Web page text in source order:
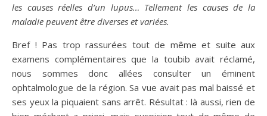
les causes réelles d’un lupus… Tellement les causes de la
maladie peuvent être diverses et variées.
Bref ! Pas trop rassurées tout de même et suite aux
examens complémentaires que la toubib avait réclamé,
nous sommes donc allées consulter un éminent
ophtalmologue de la région. Sa vue avait pas mal baissé et
ses yeux la piquaient sans arrêt. Résultat : là aussi, rien de